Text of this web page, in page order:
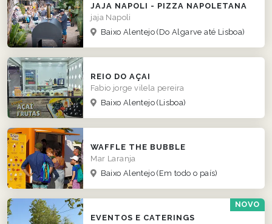
JAJA NAPOLI - PIZZA NAPOLETANA
jaja Napoli
Baixo Alentejo(Do Algarve até Lisboa)
REIO DO AÇAI
Fabio jorge vilela pereira
Baixo Alentejo(Lisboa)
WAFFLE THE BUBBLE
Mar Laranja
Baixo Alentejo(Em todo o país)
NOVO
EVENTOS E CATERINGS